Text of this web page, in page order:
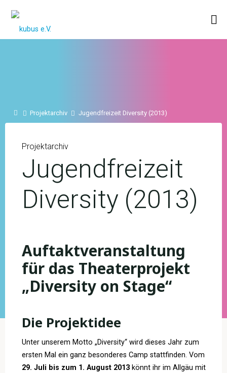
content
HomeProjektarchiv Jugendfreizeit Diversity (2013)
Projektarchiv
Jugendfreizeit
Diversity (2013)
Auftaktveranstaltung
für das Theaterprojekt
„Diversity on Stage“
Die Projektidee
Unter unserem Motto „Diversity“ wird dieses Jahr zum
ersten Mal ein ganz besonderes Camp stattfinden. Vom
29. Juli bis zum 1. August 2013könnt ihr im Allgäu mit